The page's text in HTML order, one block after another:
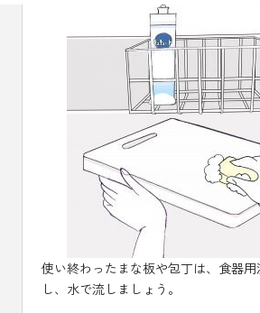
使い終わったまな板や包丁は、食器用
し、水で流しましょう。